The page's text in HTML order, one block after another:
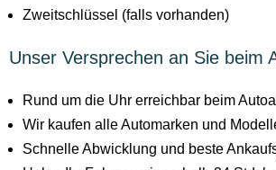
Zweitschlüssel (falls vorhanden)
Unser Versprechen an Sie beim
Rund um die Uhr erreichbar beim
Wir kaufen alle Automarken und
Schnelle Abwicklung und beste